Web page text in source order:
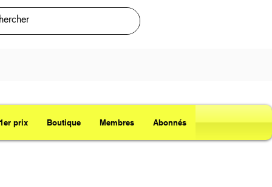
1er prix Boutique Membres Abonnés